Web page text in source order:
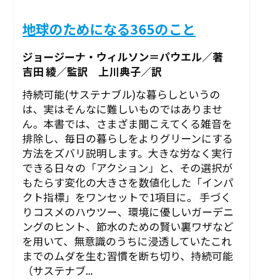
地球のためになる365のこと
ジョージーナ・ウィルソン＝パウエル／著
吉田 綾／監訳 上川典子／訳
持続可能(サステナブル)な暮らしというの
は、実はそんなに難しいものではありませ
ん。本書では、さまざま聞こえてくる雑音を
排除し、毎日の暮らしをよりグリーンにする
方法をズバリ説明します。大きな労なく実行
できる日々の「アクション」と、その選択が
もたらす変化の大きさを数値化した「インパ
クト指標」をワンセットで1項目に。 手づく
りコスメのハウツー、環境に優しいガーデニ
ングのヒント、節水のための賢い裏ワザなど
を用いて、無意識のうちに浸透していたこれ
までのムダを生む習慣を断ち切り、持続可能
（サステナブ...